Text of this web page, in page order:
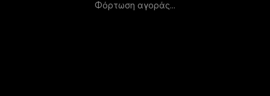
Φόρτωση αγοράς...